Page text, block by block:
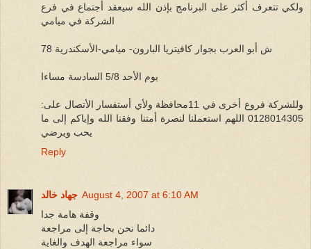
ولكي تتعرف أكثر على البرنامج بإذن الله سيعقد أجتماع في فرع
الشركة في ميامي
78 ش أبو العرب بجوار كافيتريا البارون- ميامي-الأسكندرية
يوم الأحد 5/8 السادسة مساءا
وللشركة فروع أخرى في 11محافظة ولأي أستفسار الأتصال على:
0128014305 اللهم استعملنا لنصرة أمتنا وفقنا الله وإياكم إلى ما
يحب ويرضي
Reply
جهاد خالد August 4, 2007 at 6:10 AM
وقفة هامة جدا
دائما نحن بحاجة إلى مراجعة
سواء مراجعة الهدف والغاية